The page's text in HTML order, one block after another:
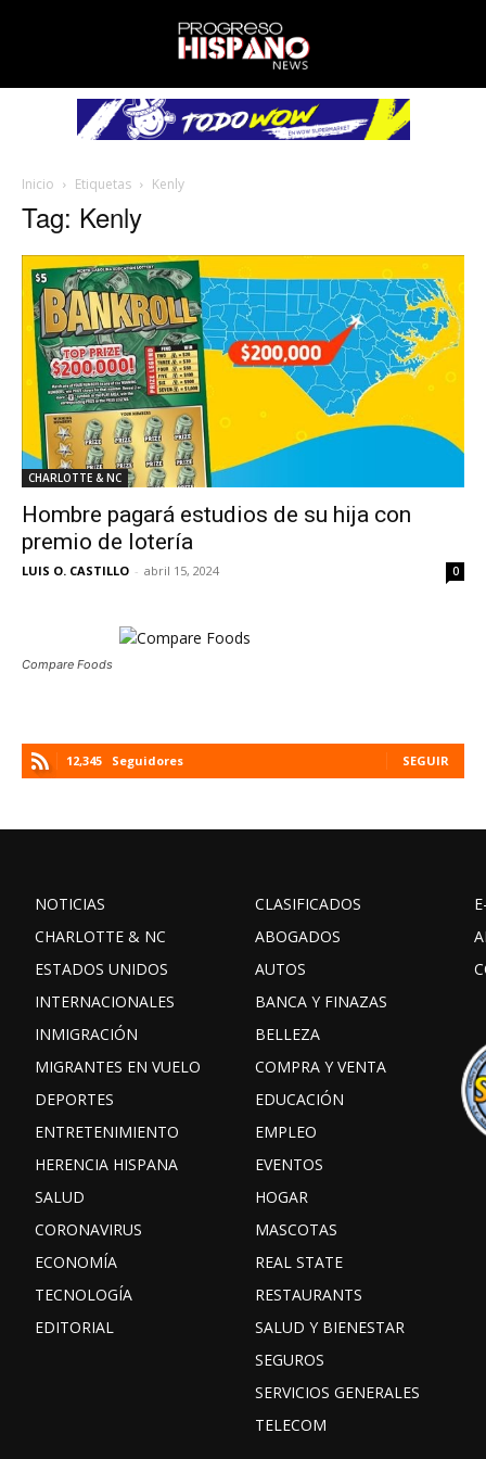
Inicio Etiquetas Kenly
Tag: Kenly
CHARLOTTE & NC
Hombre pagará estudios de su hija con
premio de lotería
LUIS O. CASTILLO - abril 15, 2024 0
Compare Foods
12,345 Seguidores SEGUIR
NOTICIAS
CHARLOTTE & NC
ESTADOS UNIDOS
INTERNACIONALES
INMIGRACIÓN
MIGRANTES EN VUELO
DEPORTES
ENTRETENIMIENTO
HERENCIA HISPANA
SALUD
CORONAVIRUS
ECONOMÍA
TECNOLOGÍA
EDITORIAL
CLASIFICADOS
ABOGADOS
AUTOS
BANCA Y FINAZAS
BELLEZA
COMPRA Y VENTA
EDUCACIÓN
EMPLEO
EVENTOS
HOGAR
MASCOTAS
REAL STATE
RESTAURANTS
SALUD Y BIENESTAR
SEGUROS
SERVICIOS GENERALES
TELECOM